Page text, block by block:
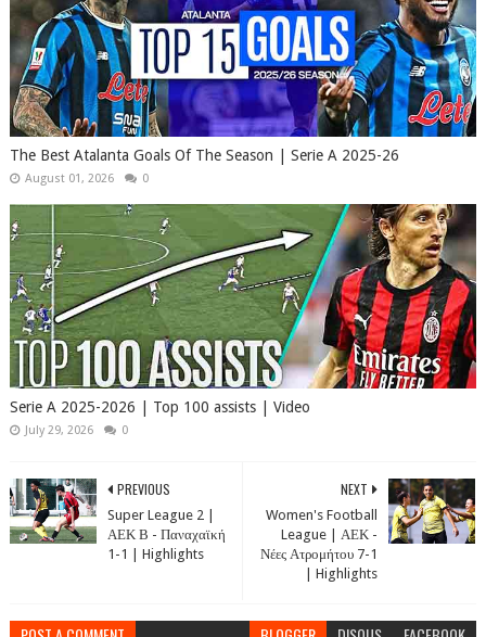
The Best Atalanta Goals Of The Season | Serie A 2025-26
August 01, 2026 0
Serie A 2025-2026 | Top 100 assists | Video
July 29, 2026 0
NEXT
Women's Football
League | ΑΕΚ -
Νέες Ατρομήτου 7-1
| Highlights
PREVIOUS
Super League 2 |
ΑΕΚ Β - Παναχαϊκή
1-1 | Highlights